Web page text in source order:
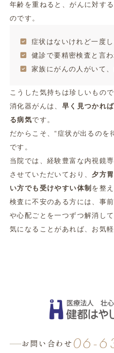
年齢を重ねると、がんに対す
のです。
症状はないけれど一度
健診で要精密検査と言
家族にがんの人がいて
こうした気持ちは珍しいもの
消化器がんは、 早く見つかれ
る病気です。
だからこそ、“症状が出るのを
です。
当院では、経験豊富な内視鏡
させていただいており、 夕方
い方でも受けやすい体制 を整
検査に不安のある方には、事
や心配ごとを一つずつ解消して
気になることがあれば、お気
お問い合わせ 06-